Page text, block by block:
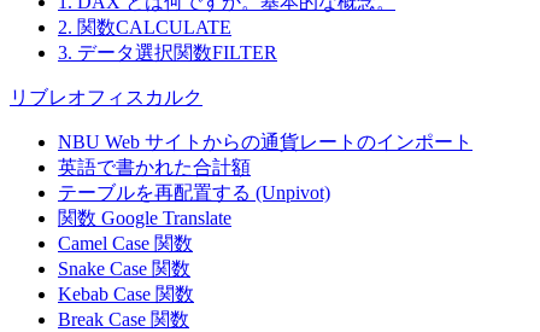
2. 関数CALCULATE
3. データ選択関数FILTER
リブレオフィスカルク
NBU Web サイトからの通貨レートのインポート
英語で書かれた合計額
テーブルを再配置する (Unpivot)
関数 Google Translate
Camel Case 関数
Snake Case 関数
Kebab Case 関数
Break Case 関数